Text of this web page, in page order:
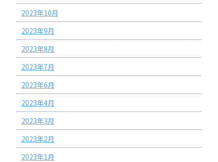
2023年10月
2023年9月
2023年8月
2023年7月
2023年6月
2023年4月
2023年3月
2023年2月
2023年1月